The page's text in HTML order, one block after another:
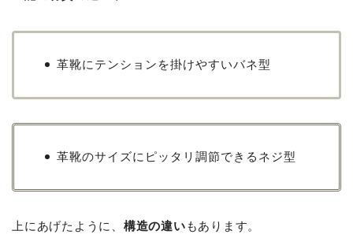
革靴にテンションを掛けやすいバネ型
革靴のサイズにピッタリ調節できるネジ型
上にあげたように、 構造の違い もあります。